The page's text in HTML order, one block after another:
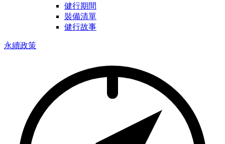
健行期間
裝備清單
健行故事
永續政策